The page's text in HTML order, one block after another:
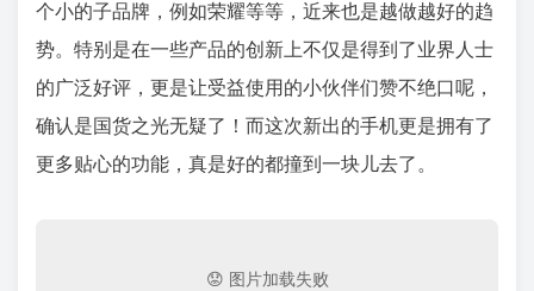
个小的子品牌，例如荣耀等等，近来也是越做越好的趋
势。特别是在一些产品的创新上不仅是得到了业界人士
的广泛好评，更是让受益使用的小伙伴们赞不绝口呢，
确认是国货之光无疑了！而这次新出的手机更是拥有了
更多贴心的功能，真是好的都撞到一块儿去了。